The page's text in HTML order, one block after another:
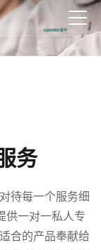
务
待每一个服务细
供一对一私人专
合的产品奉献给